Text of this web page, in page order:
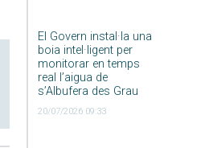
El Govern instal·la una
boia intel·ligent per
monitorar en temps
real l’aigua de
s’Albufera des Grau
20/07/2026 09:33